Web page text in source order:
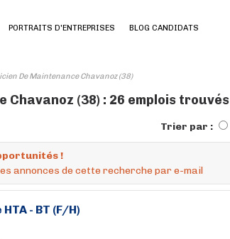
PORTRAITS D'ENTREPRISES BLOG CANDIDATS
De Maintenance Chavanoz (38)
Chavanoz (38) : 26 emplois trouvés
Trier par :
!
annonces de cette recherche par e-mail
HTA - BT (F/H)